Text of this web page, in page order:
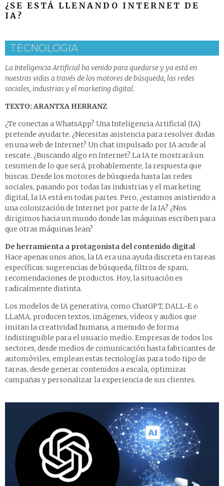
¿SE ESTÁ LLENANDO INTERNET DE
IA?
TECNOLOGIA
La Inteligencia Artificial ha venido para quedarse y ya está en
nuestras vidas a través de los motores de búsqueda, las redes
sociales, industrias y el marketing digital.
TEXTO: ARANTXA HERRANZ
¿Te conectas a WhatsApp? Una Inteligencia Artificial (IA)
pretende ayudarte. ¿Necesitas asistencia para resolver dudas
en una web de Internet? Un chat impulsado por IA acude al
rescate. ¿Buscando algo en Internet? La IA te mostrará un
resumen de lo que será, probablemente, la respuesta que
buscas. Desde los motores de búsqueda hasta las redes
sociales, pasando por todas las industrias y el marketing
digital, la IA está en todas partes. Pero, ¿estamos asistiendo a
una colonización de Internet por parte de la IA? ¿Nos
dirigimos hacia un mundo donde las máquinas escriben para
que otras máquinas lean?
De herramienta a protagonista del contenido digital
Hace apenas unos años, la IA era una ayuda discreta en tareas
específicas: sugerencias de búsqueda, filtros de spam,
recomendaciones de productos. Hoy, la situación es
radicalmente distinta.
Los modelos de IA generativa, como ChatGPT, DALL-E o
LLaMA, producen textos, imágenes, vídeos y audios que
imitan la creatividad humana, a menudo de forma
indistinguible para el usuario medio. Empresas de todos los
sectores, desde medios de comunicación hasta fabricantes de
automóviles, emplean estas tecnologías para todo tipo de
tareas, desde generar contenidos a escala, optimizar
campañas y personalizar la experiencia de sus clientes.